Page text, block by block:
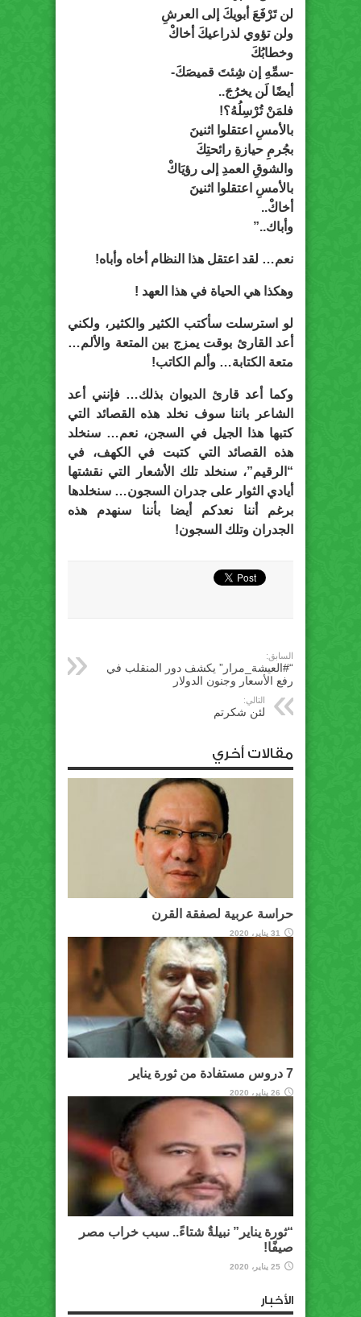
لن تَرْفَعَ أبويكَ إلى العرشِ
ولن تؤوي لذراعيكَ أخاكْ
وخطابُكَ
-سمِّهِ إن شِئتَ قميصَكَ-
أيضًا لَن يخرُجَ..
فلمَنْ تُرْسِلُهُ؟!
بالأمسِ اعتقلوا اثنينَ
بجُرمِ حيازةِ رائحتِكَ
والشوقِ العمدِ إلى رؤيَاكْ
بالأمسِ اعتقلوا اثنينَ
أخاكْ..
وأباك..”
نعم… لقد اعتقل هذا النظام أخاه وأباه!
وهكذا هي الحياة في هذا العهد !
لو استرسلت سأكتب الكثير والكثير، ولكني
أعد القارئ بوقت يمزج بين المتعة والألم…
متعة الكتابة… وألم الكاتب!
وكما أعد قارئ الديوان بذلك… فإنني أعد
الشاعر باننا سوف نخلد هذه القصائد التي
كتبها هذا الجيل في السجن، نعم… سنخلد
هذه القصائد التي كتبت في الكهف، في
“الرقيم”، سنخلد تلك الأشعار التي نقشتها
أيادي الثوار على جدران السجون… سنخلدها
برغم أننا نعدكم أيضا بأننا سنهدم هذه
الجدران وتلك السجون!
السابق:
“#العيشة_مرار” يكشف دور المنقلب في
رفع الأسعار وجنون الدولار
التالي:
لئن شكرتم
مقالات أخري
حراسة عربية لصفقة القرن
31 يناير، 2020
7 دروس مستفادة من ثورة يناير
26 يناير، 2020
“ثورة يناير” نبيلةٌ شتاءً.. سبب خراب مصر
صيفًا!
25 يناير، 2020
الأخبار